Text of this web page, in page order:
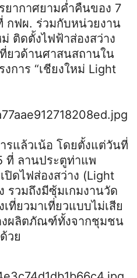
ยากาศยามค่ำคืนของ 7
กฟผ. ร่วมกับหน่วยงาน
ติดตั้งไฟฟ้าส่องสว่าง
ยวด้านศาสนสถานใน
การ “เชียงใหม่ Light
รแล้วเน้อ โดยตั้งแต่วันที่
ที่ ลานประตูท่าแพ
ดไฟส่องสว่าง (Light
รวมถึงมีซุ้มเกมงานวัด
ที่ยวมาเที่ยวแบบไม่เสีย
งผลิตภัณฑ์ทั้งจากชุมชน
วย